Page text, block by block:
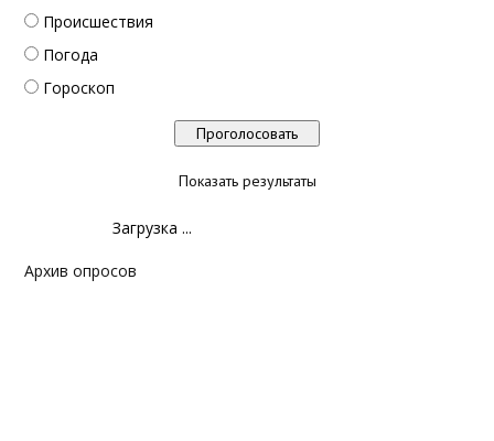
Происшествия
Погода
Гороскоп
Показать результаты
Загрузка ...
Архив опросов